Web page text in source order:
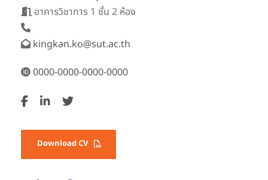
อาคารวิชาการ 1 ชั้น 2 ห้อง
kingkan.ko@sut.ac.th
0000-0000-0000-0000
Download CV